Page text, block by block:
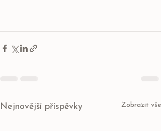
Nejnovější příspěvky Zobrazit vše